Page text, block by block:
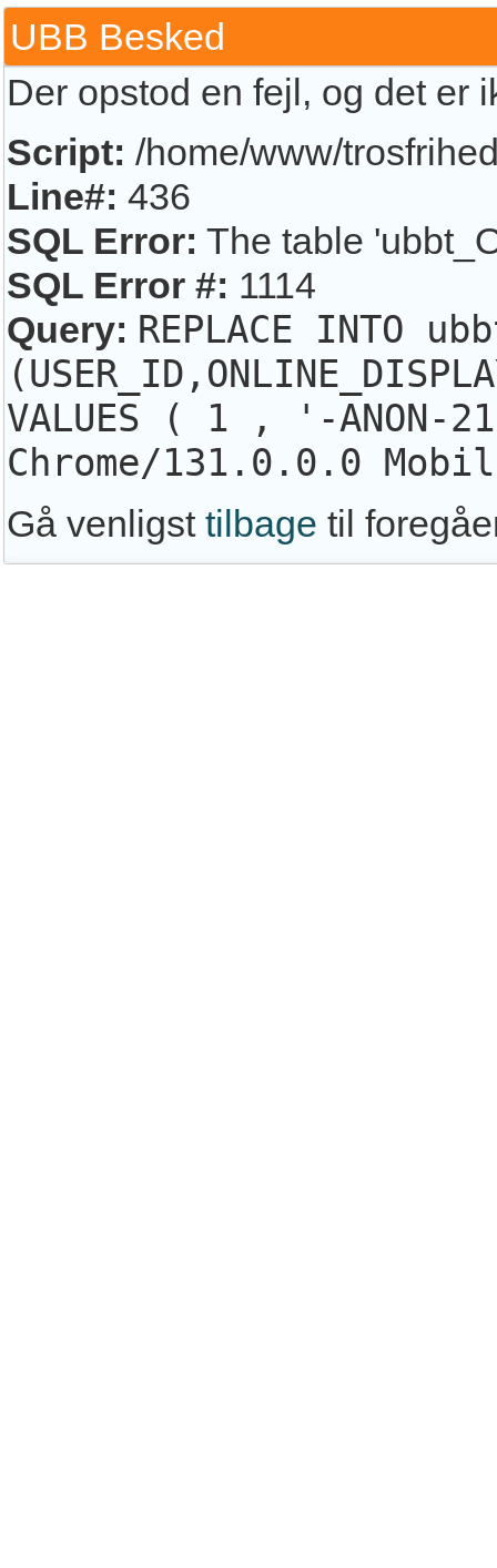
UBB Besked
Der opstod en fejl, og det
Script: /home/www/
Line#: 436
SQL Error: The table
SQL Error #: 1114
Query: REPLACE INTO
VALUES ( 1 , '-
Chrome/131.0.0.0
Gå venligst tilbage til